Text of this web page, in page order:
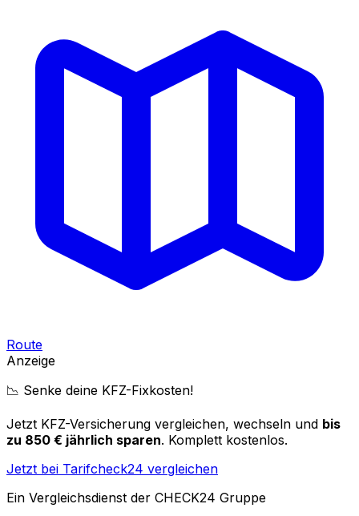
Route
Anzeige
📉 Senke deine KFZ-Fixkosten!
Jetzt KFZ-Versicherung vergleichen, wechseln und bis
zu 850 € jährlich sparen. Komplett kostenlos.
Jetzt bei Tarifcheck24 vergleichen
Ein Vergleichsdienst der CHECK24 Gruppe